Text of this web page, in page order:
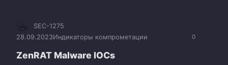
0
SEC-1275
28.09.2023Индикаторы компрометации
ZenRAT Malware IOCs